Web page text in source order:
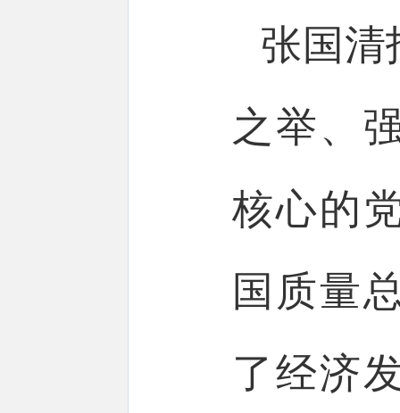
张国清
之举、
核心的
国质量
了经济